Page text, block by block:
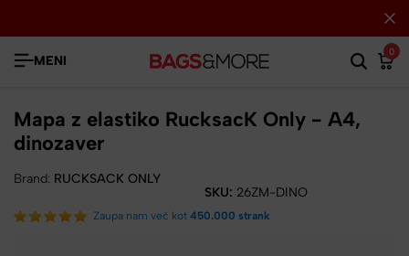
MENI
0
Mapa z elastiko RucksacK Only - A4,
dinozaver
Brand: RUCKSACK ONLY
SKU: 26ZM-DINO
Zaupa nam več kot 450.000 strank